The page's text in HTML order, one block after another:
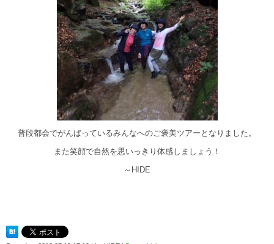
普段都会でがんばっているみんなへのご褒美ツアーとなりました。
また笑顔で自然を思いっきり体感しましょう！
～HIDE